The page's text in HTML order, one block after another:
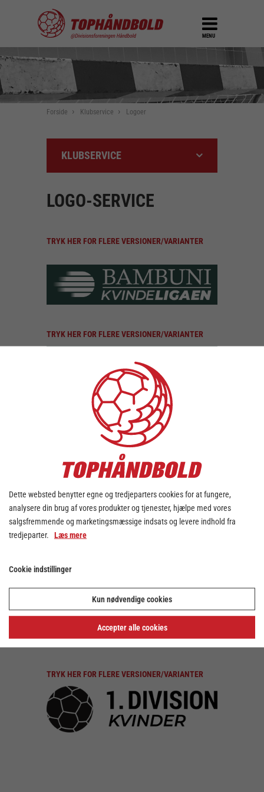
MENU
Forside Klubservice Logoer
KLUBSERVICE
LOGO-SERVICE
TRYK HER FOR FLERE VERSIONER/VARIANTER
TRYK HER FOR FLERE VERSIONER/VARIANTER
TRYK HER FOR FLERE VERSIONER/VARIANTER
TRYK HER FOR FLERE VERSIONER/VARIANTER
TRYK HER FOR FLERE VERSIONER/VARIANTER
TRYK HER FOR FLERE VERSIONER/VARIANTER
Dette websted benytter egne og tredjeparters cookies for at fungere,
analysere din brug af vores produkter og tjenester, hjælpe med vores
salgsfremmende og marketingsmæssige indsats og levere indhold fra
tredjeparter. Læs mere
Cookie indstillinger
Kun nødvendige cookies
Accepter alle cookies